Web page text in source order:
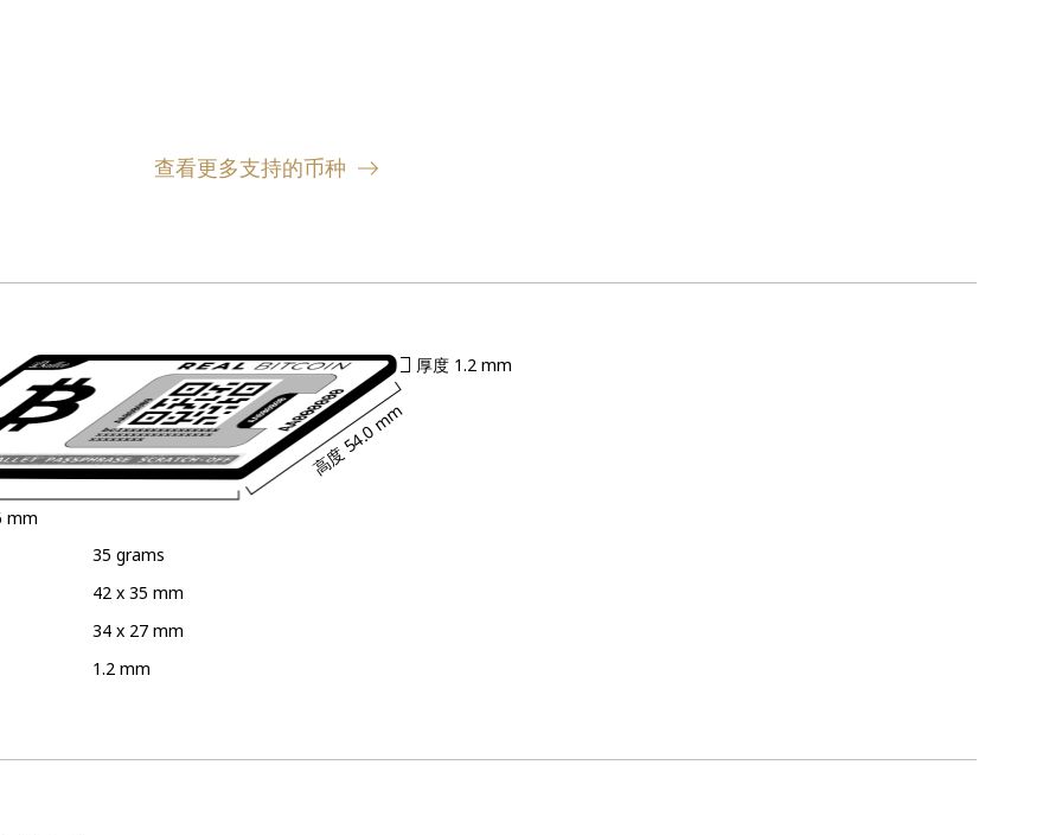
查看更多支持的币种
mm
高度
54.0 mm
厚度 1.2 mm
35 grams
42 x 35 mm
34 x 27 mm
1.2 mm